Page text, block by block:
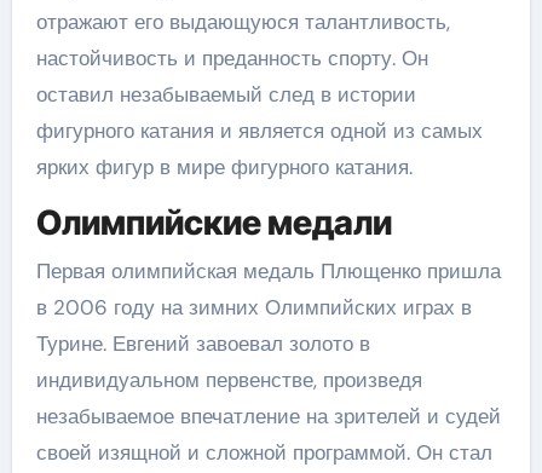
отражают его выдающуюся талантливость,
настойчивость и преданность спорту. Он
оставил незабываемый след в истории
фигурного катания и является одной из самых
ярких фигур в мире фигурного катания.
Олимпийские медали
Первая олимпийская медаль Плющенко пришла
в 2006 году на зимних Олимпийских играх в
Турине. Евгений завоевал золото в
индивидуальном первенстве, произведя
незабываемое впечатление на зрителей и судей
своей изящной и сложной программой. Он стал